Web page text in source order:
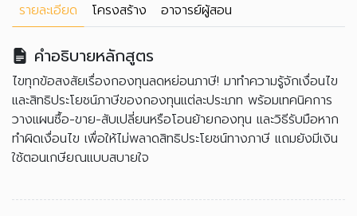
รายละเอียด โครงสร้าง อาจารย์ผู้สอน
คำอธิบายหลักสูตร
ไขทุกข้อสงสัยเรื่องกองทุนลดหย่อนภาษี! มาทำความรู้จักเงื่อนไข
และสิทธิประโยชน์ภาษีของกองทุนแต่ละประเภท พร้อมเทคนิคการ
วางแผนซื้อ-ขาย-สับเปลี่ยนหรือโอนย้ายกองทุน และวิธีรับมือหาก
ทำผิดเงื่อนไข เพื่อให้ไม่พลาดสิทธิประโยชน์ทางภาษี แถมยังมีเงิน
ใช้ตอนเกษียณแบบสบายใจ